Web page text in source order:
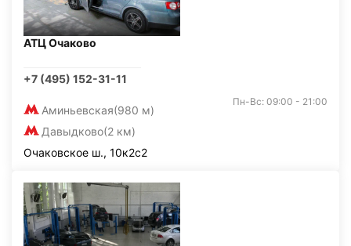
АТЦ Очаково
+7 (495) 152-31-11
Аминьевская(980 м)
Давыдково(2 км)
Пн-Вс: 09:00 - 21:00
Очаковское ш., 10к2с2